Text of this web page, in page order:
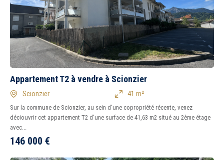
Appartement T2 à vendre à Scionzier
Scionzier 41 m²
Sur la commune de Scionzier, au sein d'une copropriété récente, venez
déciouvrir cet appartement T2 d'une surface de 41,63 m2 situé au 2ème étage
avec...
146 000 €